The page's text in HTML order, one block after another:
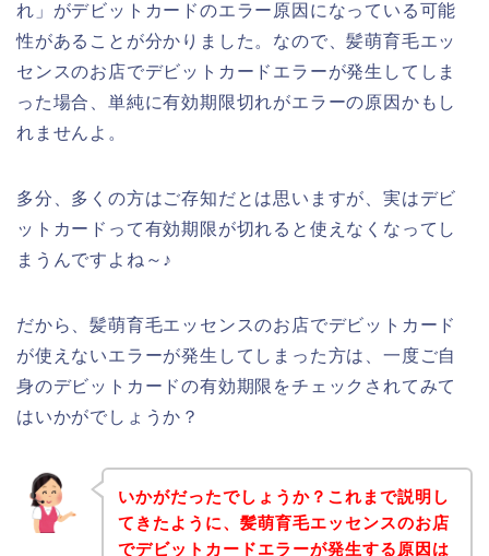
れ」がデビットカードのエラー原因になっている可能
性があることが分かりました。なので、髪萌育毛エッ
センスのお店でデビットカードエラーが発生してしま
った場合、単純に有効期限切れがエラーの原因かもし
れませんよ。
多分、多くの方はご存知だとは思いますが、実はデビ
ットカードって有効期限が切れると使えなくなってし
まうんですよね～♪
だから、髪萌育毛エッセンスのお店でデビットカード
が使えないエラーが発生してしまった方は、一度ご自
身のデビットカードの有効期限をチェックされてみて
はいかがでしょうか？
いかがだったでしょうか？これまで説明し
てきたように、髪萌育毛エッセンスのお店
でデビットカードエラーが発生する原因は